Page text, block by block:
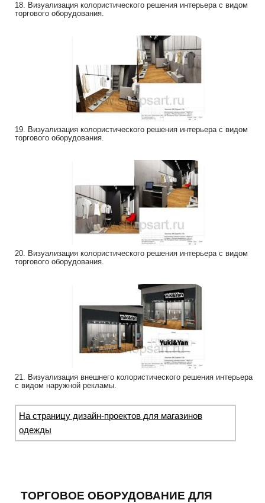
18. Визуализация колористического решения интерьера с видом
торгового оборудования.
19. Визуализация колористического решения интерьера с видом
торгового оборудования.
20. Визуализация колористического решения интерьера с видом
торгового оборудования.
21. Визуализация внешнего колористического решения интерьера
с видом наружной рекламы.
На страницу дизайн-проектов для магазинов
одежды
ТОРГОВОЕ ОБОРУДОВАНИЕ ДЛЯ